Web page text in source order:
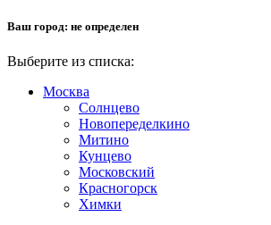
Ваш город: не определен
Выберите из списка:
Москва
Солнцево
Новопеределкино
Митино
Кунцево
Московский
Красногорск
Химки